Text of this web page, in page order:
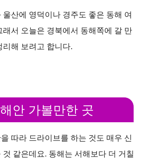
y
d
e
울산에 영덕이나 경주도 좋은 동해 여
래서 오늘은 경북에서 동해쪽에 갈 만
리해 보려고 합니다.
안 가볼만한 곳
따라 드라이브를 하는 것도 매우 신
것 같은데요. 동해는 서해보다 더 거칠